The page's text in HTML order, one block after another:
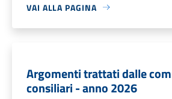
VAI ALLA PAGINA
Argomenti trattati dalle
consiliari - anno 2026